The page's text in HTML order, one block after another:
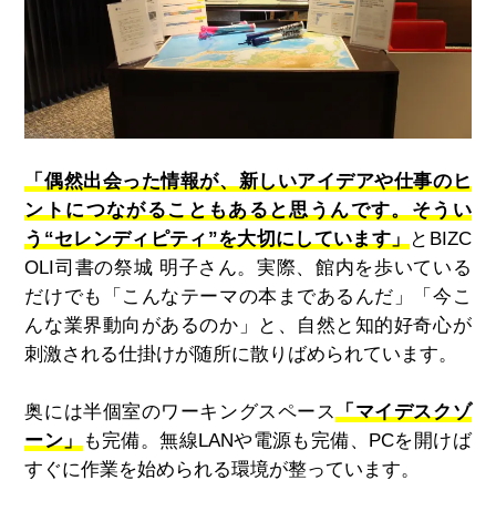
「偶然出会った情報が、新しいアイデアや仕事のヒ
ントにつながることもあると思うんです。そうい
う“セレンディピティ”を大切にしています」とBIZC
OLI司書の祭城 明子さん。実際、館内を歩いている
だけでも「こんなテーマの本まであるんだ」「今こ
んな業界動向があるのか」と、自然と知的好奇心が
刺激される仕掛けが随所に散りばめられています。
奥には半個室のワーキングスペース「マイデスクゾ
ーン」も完備。無線LANや電源も完備、PCを開けば
すぐに作業を始められる環境が整っています。